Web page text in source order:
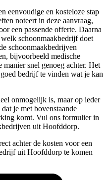
eenvoudige en kosteloze stap
noteert in deze aanvraag,
een passende offerte. Daarna
schoonmaakbedrijf doet
schoonmaakbedrijven
bijvoorbeeld medische
snel genoeg achter. Het
bedrijf te vinden wat je kan
onmogelijk is, maar op ieder
je met bovenstaande
komt. Vul ons formulier in
uit Hoofddorp.
achter de kosten voor een
uit Hoofddorp te komen